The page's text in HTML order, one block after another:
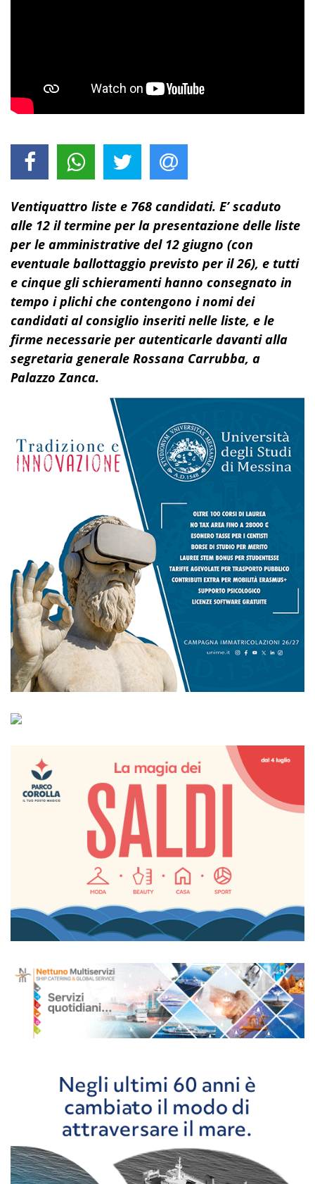
Ventiquattro liste e 768 candidati. E’ scaduto
alle 12 il termine per la presentazione delle liste
per le amministrative del 12 giugno (con
eventuale ballottaggio previsto per il 26), e tutti
e cinque gli schieramenti hanno consegnato in
tempo i plichi che contengono i nomi dei
candidati al consiglio inseriti nelle liste, e le
firme necessarie per autenticarle davanti alla
segretaria generale Rossana Carrubba, a
Palazzo Zanca.